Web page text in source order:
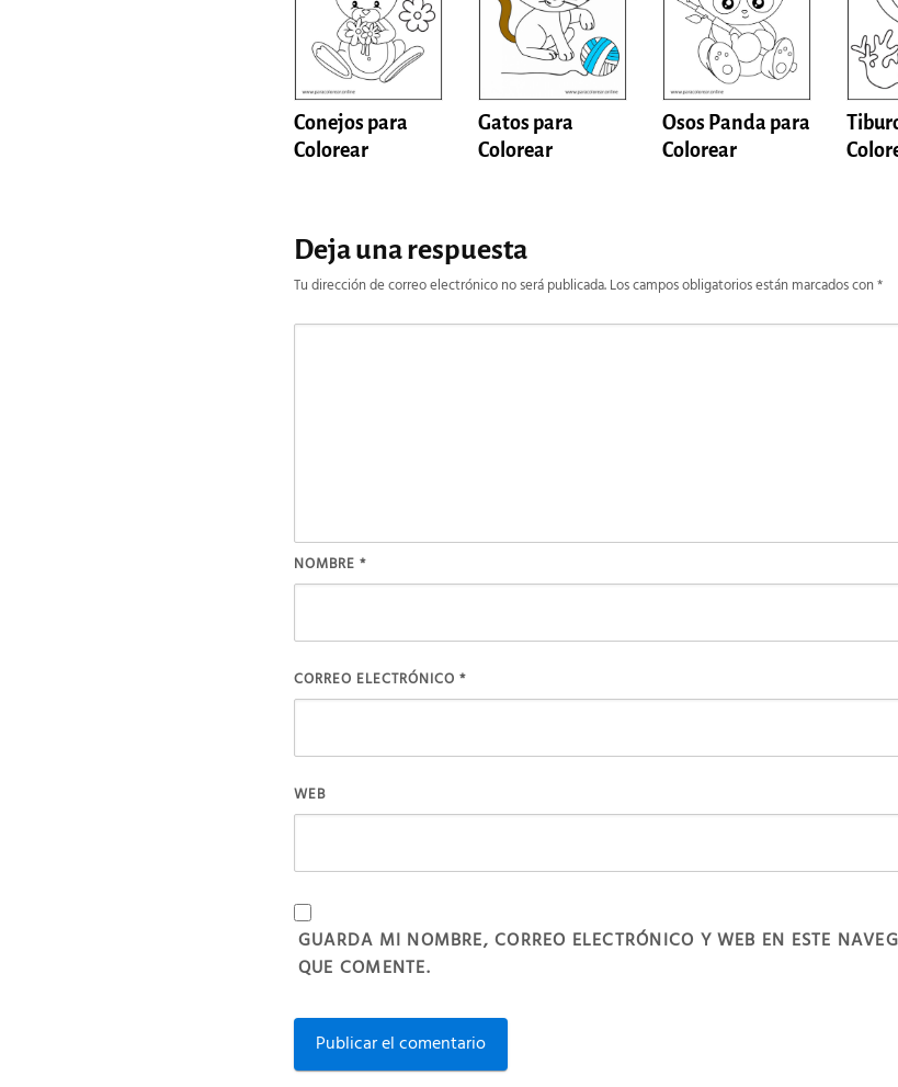
Conejos para
Colorear
Gatos para
Colorear
Osos Panda para
Colorear
Deja una respuesta
Tu dirección de correo electrónico no será publicada.Los campos obligatorios están marcados con*
NOMBRE *
CORREO ELECTRÓNICO *
WEB
GUARDA MI NOMBRE, CORREO ELECTRÓNICO Y WEB EN ESTE
QUE COMENTE.